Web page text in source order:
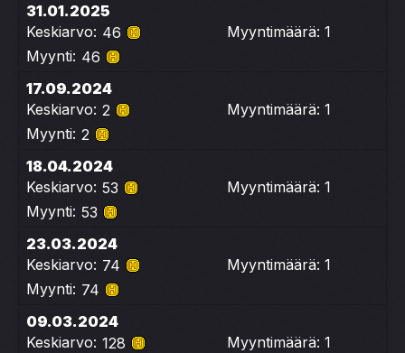
31.01.2025
Keskiarvo: 46
Myyntimäärä: 1
Myynti: 46
17.09.2024
Keskiarvo: 2
Myyntimäärä: 1
Myynti: 2
18.04.2024
Keskiarvo: 53
Myyntimäärä: 1
Myynti: 53
23.03.2024
Keskiarvo: 74
Myyntimäärä: 1
Myynti: 74
09.03.2024
Keskiarvo: 128
Myyntimäärä: 1